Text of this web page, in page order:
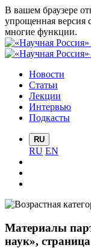
В вашем браузере
упрощенная версия
многие функции.
Новости
Статьи
Лекции
Интервью
Подкасты
RU
RU EN
Материалы
наук»,